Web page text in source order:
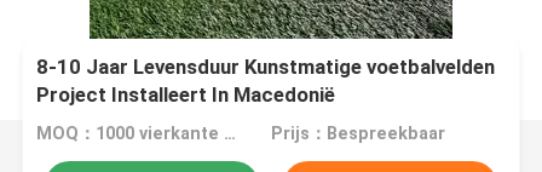
8-10 Jaar Levensduur Kunstmatige voetbalvelden
Project Installeert In Macedonië
MOQ：1000 vierkante meter Prijs：Bespreekbaar